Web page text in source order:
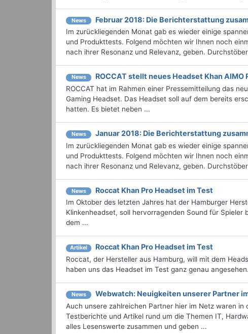
News Februar 2018: Die Berichterstattung
Im zurückliegenden Monat gab es wieder einige
und Produkttests. Folgend möchten wir Ihnen noch
nach ihrer Resonanz und Relevanz, geben.
News ROCCAT stellt neues Headset Khan AIMO
ROCCAT hat im Rahmen einer Pressemitteilung das
Gaming Headset. Das Headset soll auf dem bereits
hatten. Es bietet neben ...
News Januar 2018: Die Berichterstattung
Im zurückliegenden Monat gab es wieder einige
und Produkttests. Folgend möchten wir Ihnen noch
nach ihrer Resonanz und Relevanz, geben.
News Roccat Khan Pro Headset im Test
Im Oktober des letzten Jahres hat der Hamburger
Klinkenheadset, soll hervorragenden Sound für
dem ...
Artikel Roccat Khan Pro Headset im Test
Roccat, der Hersteller aus Hamburg, will mit dem
haben uns das Headset im Test ganz genau angesehen.
News Webwatch: Neuigkeiten unserer Partner
Auch unsere zahlreichen Partner hier im Netz waren
Testberichte und Artikel rund um die Themen IT,
alles Lesenswerte zusammen und geben ...